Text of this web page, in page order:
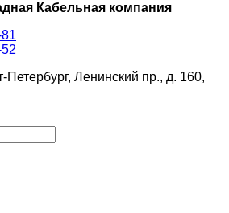
Кабельная компания
Ленинский пр., д. 160,